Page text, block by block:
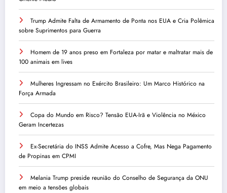
Trump Admite Falta de Armamento de Ponta nos EUA e Cria Polêmica
sobre Suprimentos para Guerra
Homem de 19 anos preso em Fortaleza por matar e maltratar mais de
100 animais em lives
Mulheres Ingressam no Exército Brasileiro: Um Marco Histórico na
Força Armada
Copa do Mundo em Risco? Tensão EUA-Irã e Violência no México
Geram Incertezas
Ex-Secretária do INSS Admite Acesso a Cofre, Mas Nega Pagamento
de Propinas em CPMI
Melania Trump preside reunião do Conselho de Segurança da ONU
em meio a tensões globais